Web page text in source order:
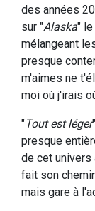
des années
sur "Alaska"
mélangeant
presque
m'aimes ne
moi où j'irais
"Tout est léger
presque
de cet univers
fait son
mais gare à